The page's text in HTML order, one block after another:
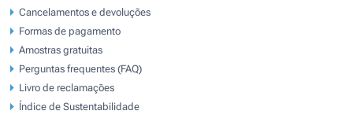
Cancelamentos e devoluções
Formas de pagamento
Amostras gratuitas
Perguntas frequentes (FAQ)
Livro de reclamaçōes
Índice de Sustentabilidade